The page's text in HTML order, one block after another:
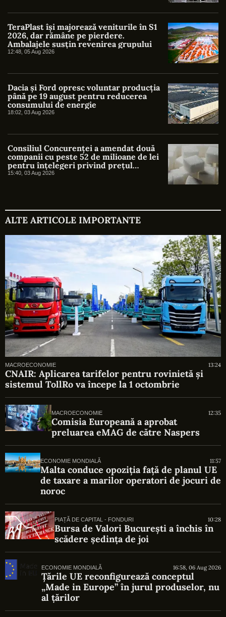
TeraPlast își majorează veniturile în S1
2026, dar rămâne pe pierdere.
Ambalajele susțin revenirea grupului
12:48, 05 Aug 2026
Dacia și Ford opresc voluntar producția
până pe 19 august pentru reducerea
consumului de energie
18:02, 03 Aug 2026
Consiliul Concurenței a amendat două
companii cu peste 52 de milioane de lei
pentru înțelegeri privind prețul
zahărului
15:40, 03 Aug 2026
ALTE ARTICOLE IMPORTANTE
MACROECONOMIE 13:24
CNAIR: Aplicarea tarifelor pentru rovinietă și
sistemul TollRo va începe la 1 octombrie
MACROECONOMIE 12:35
Comisia Europeană a aprobat
preluarea eMAG de către Naspers
ECONOMIE MONDIALĂ 11:57
Malta conduce opoziția față de planul UE
de taxare a marilor operatori de jocuri de
noroc
PIAȚĂ DE CAPITAL - FONDURI 10:28
Bursa de Valori București a închis în
scădere ședința de joi
ECONOMIE MONDIALĂ 16:58, 06 Aug 2026
Țările UE reconfigurează conceptul
„Made in Europe” în jurul produselor, nu
al țărilor